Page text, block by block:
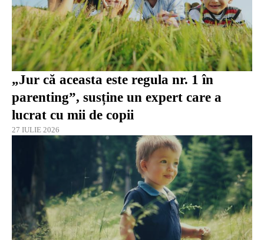
„Jur că aceasta este regula nr. 1 în
parenting”, susține un expert care a
lucrat cu mii de copii
27 IULIE 2026